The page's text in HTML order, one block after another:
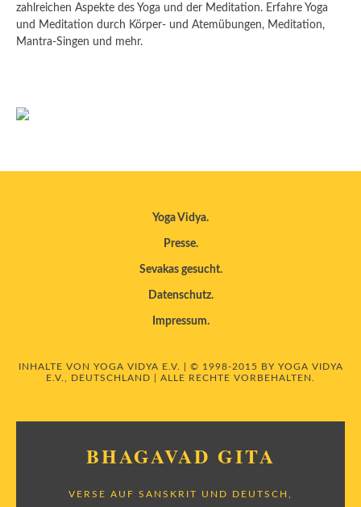
zahlreichen Aspekte des Yoga und der Meditation. Erfahre Yoga
und Meditation durch Körper- und Atemübungen, Meditation,
Mantra-Singen und mehr.
Yoga Vidya
Presse
Sevakas gesucht
Datenschutz
Impressum
INHALTE VON YOGA VIDYA E.V. | © 1998-2015 BY YOGA VIDYA
E.V., DEUTSCHLAND | ALLE RECHTE VORBEHALTEN.
BHAGAVAD GITA
VERSE AUF SANSKRIT UND DEUTSCH,